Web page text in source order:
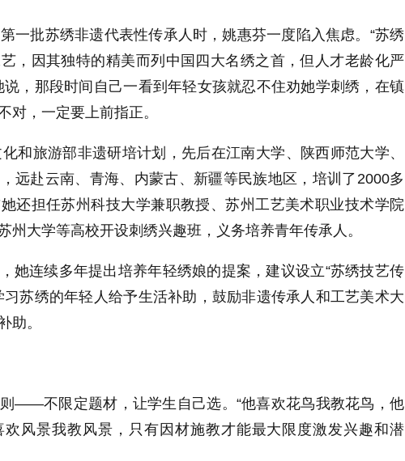
一批‌苏绣非遗代表性传承人时，姚惠芬一度陷入焦虑。 “苏绣
，因其独特的精美而列中国四大名绣之首，但人才老龄化严
说，那段时间自己一看到年轻女孩就忍不住劝她学刺绣，在镇
对，一定要上前指正。
和旅游部非遗研培计划，先后在江南大学、陕西师范大学、
远赴云南、青海、内蒙古、新疆等民族地区，培训了 2000多
还担任苏州科技大学兼职教授、苏州工艺美术职业技术学院
州大学等高校开设刺绣兴趣班，义务培养青年传承人。
她连续多年提出培养年轻绣娘的提案，建议设立“苏绣技艺传
习苏绣的年轻人给予生活补助，鼓励非遗传承人和工艺美术大
助。
——不限定题材，让学生自己选。 “他喜欢花鸟我教花鸟，他
风景我教风景，只有因材施教才能最大限度激发兴趣和潜